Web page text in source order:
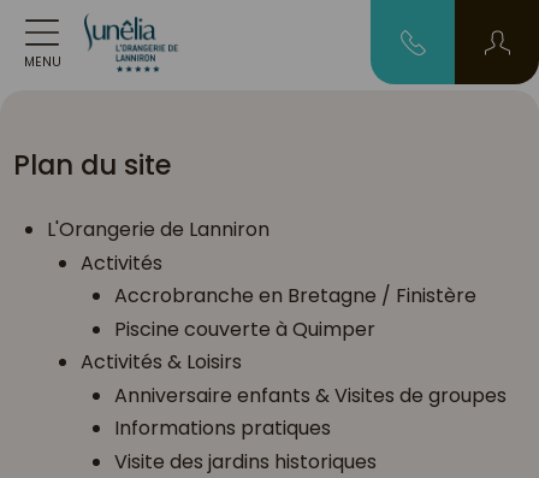
MENU
Plan du site
L'Orangerie de Lanniron
Activités
Accrobranche en Bretagne / Finistère
Piscine couverte à Quimper
Activités & Loisirs
Anniversaire enfants & Visites de groupes
Informations pratiques
Visite des jardins historiques